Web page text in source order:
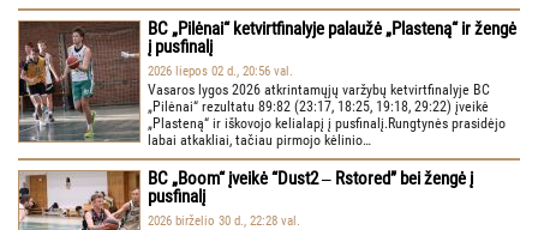
BC „Pilėnai“ ketvirtfinalyje palaužė „Plasteną“ ir žengė
į pusfinalį
2026 liepos 02 d., 20:56 val.
Vasaros lygos 2026 atkrintamųjų varžybų ketvirtfinalyje BC
„Pilėnai“ rezultatu 89:82 (23:17, 18:25, 19:18, 29:22) įveikė
„Plasteną“ ir iškovojo kelialapį į pusfinalį.Rungtynės prasidėjo
labai atkakliai, tačiau pirmojo kėlinio…
BC „Boom“ įveikė “Dust2 ‒ Rstored” bei žengė į
pusfinalį
2026 birželio 30 d., 22:28 val.